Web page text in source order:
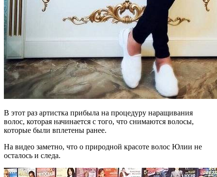
В этот раз артистка прибыла на процедуру наращивания
волос, которая начинается с того, что снимаются волосы,
которые были вплетены ранее.
На видео заметно, что о природной красоте волос Юлии не
осталось и следа.